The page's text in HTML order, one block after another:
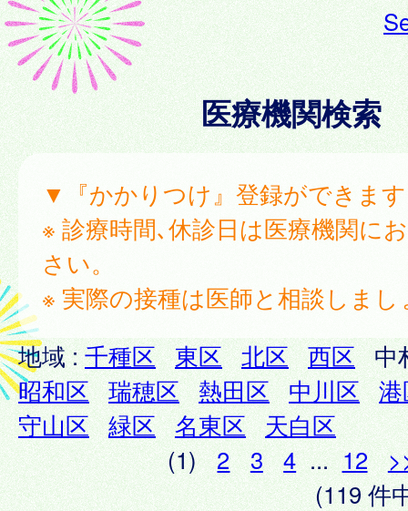
医療機関検索
▼『かかりつけ』登録ができま
※ 診療時間､休診日は医療機関に
さい。
※ 実際の接種は医師と相談しまし
地域 :千種区 東区 北区 西区 中
昭和区
瑞穂区 熱田区 中川区
守山区 緑区 名東区 天白区
(1)
2 3 4 ... 12
(119 件